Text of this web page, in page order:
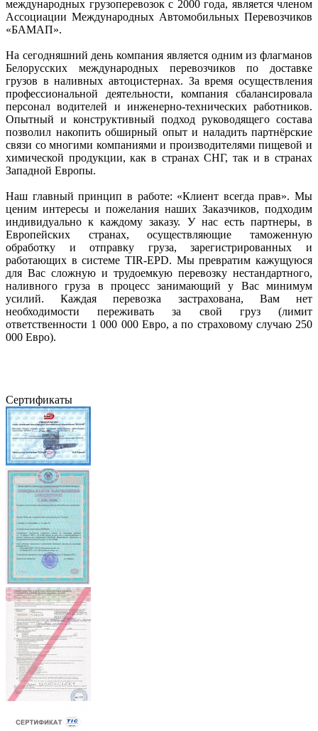
международных грузоперевозок с 2000 года, является членом
Ассоциации Международных Автомобильных Перевозчиков
«БАМАП».
На сегодняшний день компания является одним из флагманов
Белорусских международных перевозчиков по доставке
грузов в наливных автоцистернах. За время осуществления
профессиональной деятельности, компания сбалансировала
персонал водителей и инженерно-технических работников.
Опытный и конструктивный подход руководящего состава
позволил накопить обширный опыт и наладить партнёрские
связи со многими компаниями и производителями пищевой и
химической продукции, как в странах СНГ, так и в странах
Западной Европы.
Наш главный принцип в работе: «Клиент всегда прав». Мы
ценим интересы и пожелания наших Заказчиков, подходим
индивидуально к каждому заказу. У нас есть партнеры, в
Европейских странах, осуществляющие таможенную
обработку и отправку груза, зарегистрированных и
работающих в системе TIR-EPD. Мы превратим кажущуюся
для Вас сложную и трудоемкую перевозку нестандартного,
наливного груза в процесс занимающий у Вас минимум
усилий. Каждая перевозка застрахована, Вам нет
необходимости переживать за свой груз (лимит
ответственности 1 000 000 Евро, а по страховому случаю 250
000 Евро).
Сертификаты